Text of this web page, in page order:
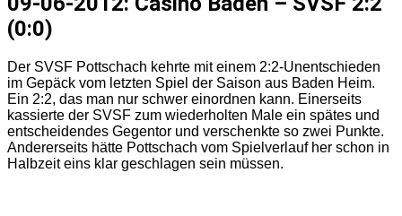
(0:0)
Der SVSF Pottschach kehrte mit einem 2:2-Unentschieden
im Gepäck vom letzten Spiel der Saison aus Baden Heim.
Ein 2:2, das man nur schwer einordnen kann. Einerseits
kassierte der SVSF zum wiederholten Male ein spätes und
entscheidendes Gegentor und verschenkte so zwei Punkte.
Andererseits hätte Pottschach vom Spielverlauf her schon in
Halbzeit eins klar geschlagen sein müssen.